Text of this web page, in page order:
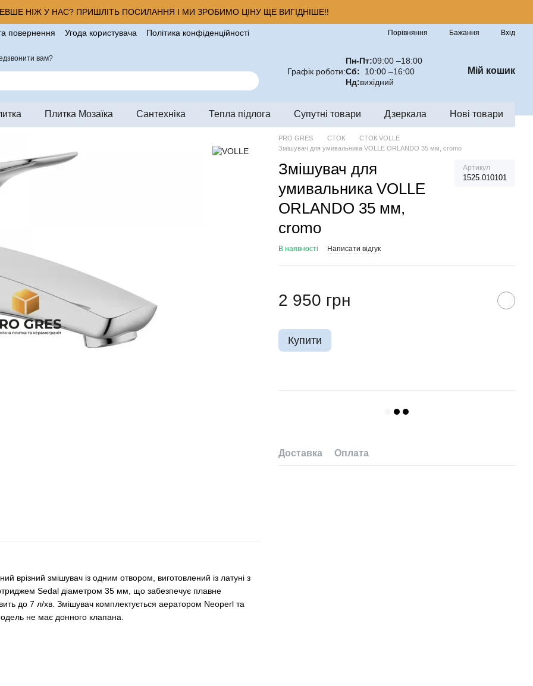
НІЖ У НАС? ПРИШЛІТЬ ПОСИЛАННЯ І МИ ЗРОБИМО ЦІНУ ЩЕ ВИГІДНІШЕ!!
повернення Угода користувача
Політика конфіденційності
Порівняння Бажання Вхід
вам?
Графік роботи:
Пн-Пт:09:00 –18:00
Сб: 10:00 –16:00
Нд:вихідний
Мій кошик
Плитка Мозаїка Сантехніка Тепла підлога Супутні товари Дзеркала Нові товари
PRO GRES СТОК
СТОК VOLLE
Змішувач для умивальника VOLLE ORLANDO 35 мм, cromo
Змішувач для
умивальника VOLLE
ORLANDO 35 мм,
cromo
Артикул
1525.010101
В наявності Написати відгук
2 950 грн
Купити
Доставка Оплата
врізний змішувач із одним отвором, виготовлений із латуні з
Sedal діаметром 35 мм, що забезпечує плавне
до 7 л/хв. Змішувач комплектується аератором Neoperl та
не має донного клапана.